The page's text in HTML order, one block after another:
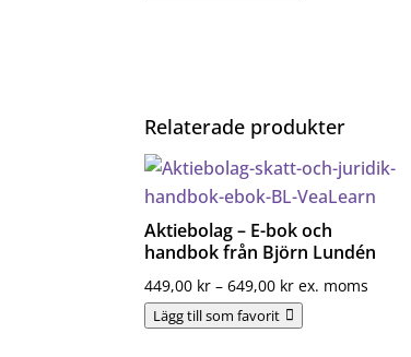
Relaterade produkter
Aktiebolag – E-bok och
handbok från Björn Lundén
449,00 kr – 649,00 krPrisintervall:
449,00 kr
ex. moms
Lägg till som favorit